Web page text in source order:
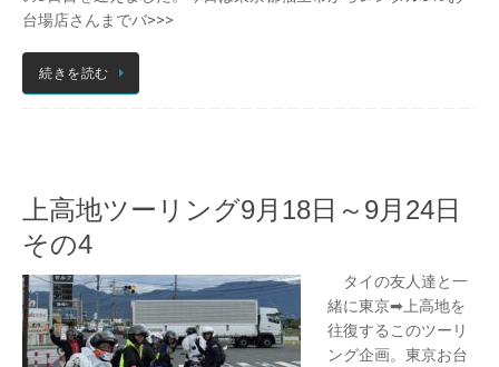
台場店さんまでバ>>>
続きを読む
上高地ツーリング9月18日～9月24日
その4
タイの友人達と一
緒に東京➡上高地を
往復するこのツーリ
ング企画。東京お台